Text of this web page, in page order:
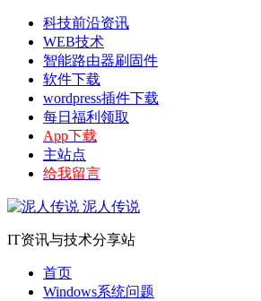
科技前沿资讯
WEB技术
智能路由器刷固件
软件下载
wordpress插件下载
每日福利领取
App下载
主站点
给我留言
泥人传说
IT资讯与技术分享站
首页
Windows系统问题